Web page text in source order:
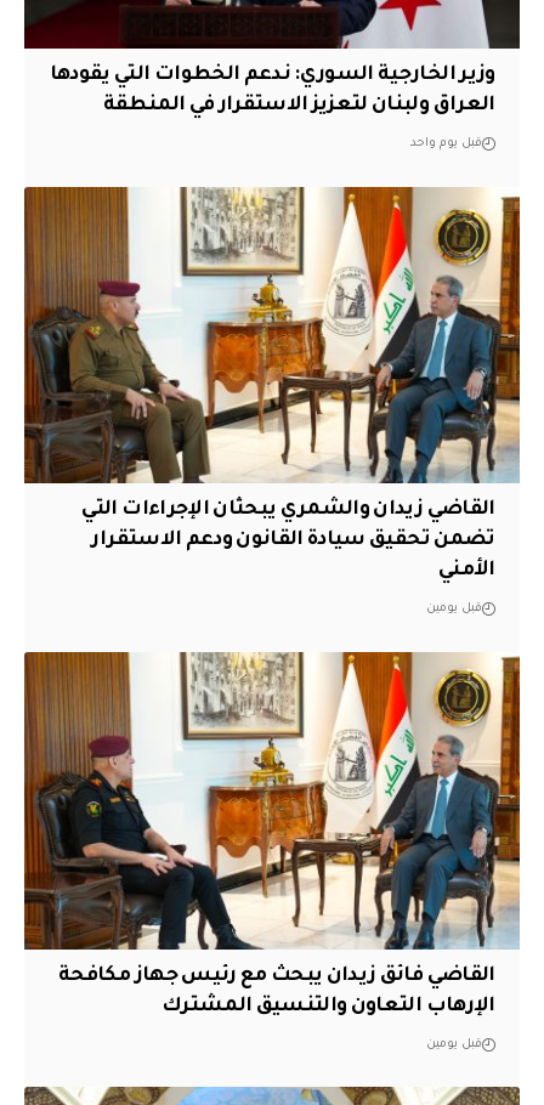
وزير الخارجية السوري: ندعم الخطوات التي يقودها
العراق ولبنان لتعزيز الاستقرار في المنطقة
قبل يوم واحد
القاضي زيدان والشمري يبحثان الإجراءات التي
تضمن تحقيق سيادة القانون ودعم الاستقرار
الأمني
قبل يومين
القاضي فائق زيدان يبحث مع رئيس جهاز مكافحة
الإرهاب التعاون والتنسيق المشترك
قبل يومين